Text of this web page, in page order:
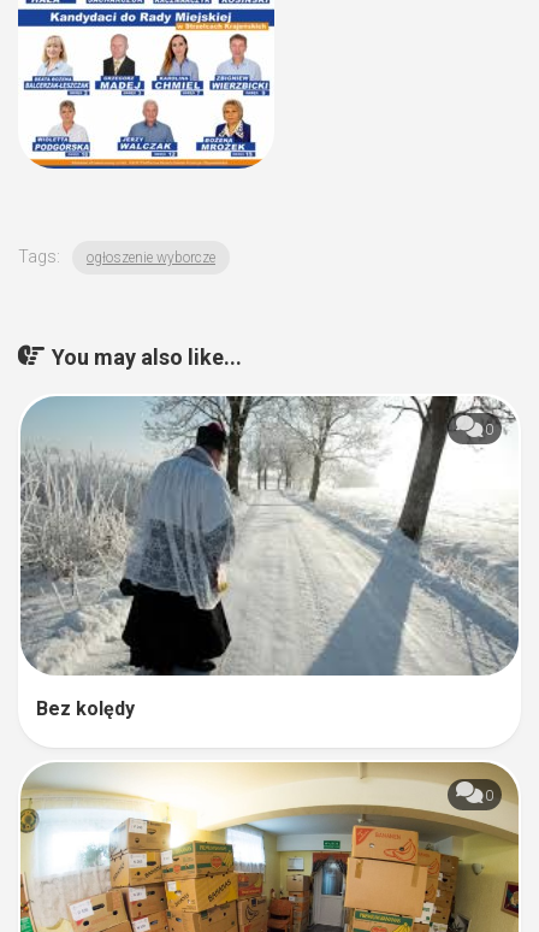
Tags: ogłoszenie wyborcze
You may also like...
0
Bez kolędy
0